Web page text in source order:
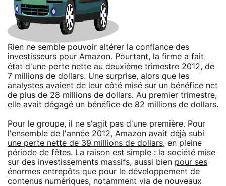
Rien ne semble pouvoir altérer la confiance des
investisseurs pour Amazon. Pourtant, la firme a fait
état d'une perte nette au deuxième trimestre 2012, de
7 millions de dollars. Une surprise, alors que les
analystes avaient de leur côté misé sur un bénéfice net
de plus de 28 millions de dollars. Au premier trimestre,
elle avait dégagé un bénéfice de 82 millions de dollars.
Pour le groupe, il ne s'agit pas d'une première. Pour
l'ensemble de l'année 2012, Amazon avait déjà subi
une perte nette de 39 millions de dollars, en pleine
période de fêtes. La raison est simple : la société mise
sur des investissements massifs, aussi bien pour ses
énormes entrepôts que pour le développement de
contenus numériques, notamment via de nouveaux